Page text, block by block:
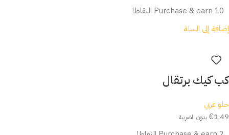
Purchase & earn 10 النقاط!
إضافة إلى السلة
كب كيك برتقال
حلو غربي
€1,49 بدون الضريبة